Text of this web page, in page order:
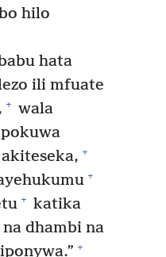
hilo
hata
ili mfuate
+ wala
+
+
+ katika
na dhambi na
+